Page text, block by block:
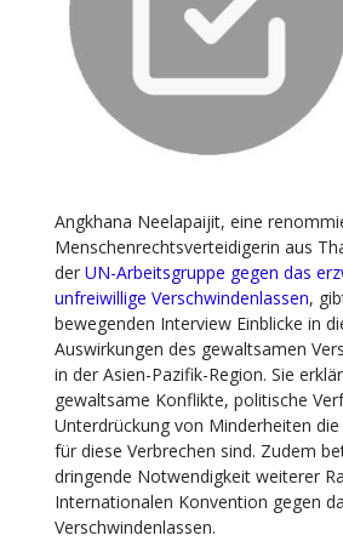
Angkhana Neelapaijit, eine
Menschenrechtsverteidigerin aus
der UN-Arbeitsgruppe gegen das
unfreiwillige Verschwindenlassen,
bewegenden Interview Einblicke in
Auswirkungen des gewaltsamen
in der Asien-Pazifik-Region. Sie
gewaltsame Konflikte, politische
Unterdrückung von Minderheiten
für diese Verbrechen sind. Zudem
dringende Notwendigkeit weiterer
Internationalen Konvention gegen
Verschwindenlassen.